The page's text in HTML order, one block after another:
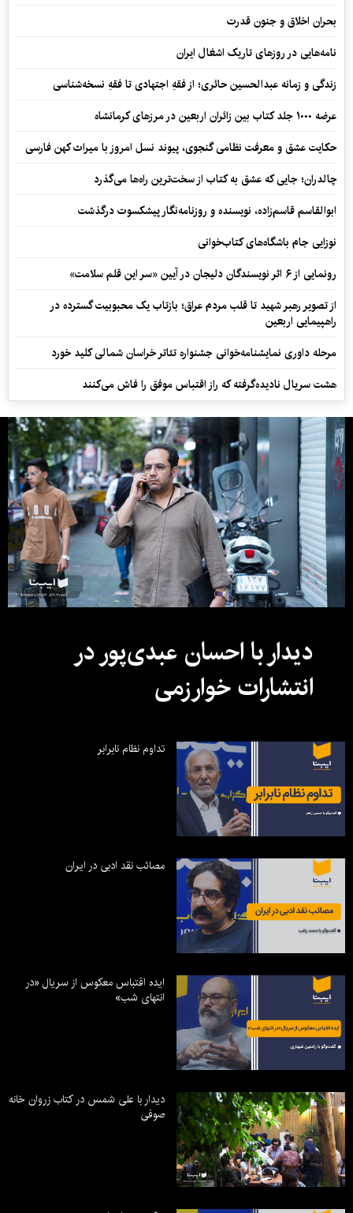
بحران اخلاق و جنون قدرت
نامه‌هایی در روزهای تاریک اشغال ایران
زندگی و زمانه عبدالحسین حائری؛ از فقهِ اجتهادی تا فقهِ نسخه‌شناسی
عرضه ۱۰۰۰ جلد کتاب بین زائران اربعین در مرزهای کرمانشاه
حکایت عشق و معرفت نظامی گنجوی، پیوند نسل امروز با میراث کهن فارسی
چالدران؛ جایی که عشق به کتاب از سخت‌ترین راه‌ها می‌گذرد
ابوالقاسم قاسم‌زاده، نویسنده و روزنامه‌نگار پیشکسوت درگذشت
نوزایی جام باشگاه‌های کتاب‌خوانی
رونمایی از ۶ اثر نویسندگان دلیجان در آیین «سر این قلم سلامت»
از تصویر رهبر شهید تا قلب مردم عراق؛ بازتاب یک محبوبیت گسترده در
راهپیمایی اربعین
مرحله داوری نمایشنامه‌خوانی جشنواره تئاتر خراسان شمالی کلید خورد
هشت سریال نادیده‌گرفته که راز اقتباس موفق را فاش می‌کنند
دیدار با احسان عبدی‌پور در
انتشارات خوارزمی
تداوم نظام نابرابر
مصائب نقد ادبی در ایران
ایده اقتباس معکوس از سریال «در
انتهای شب»
دیدار با علی شمس در کتاب زروان خانه
صوفی